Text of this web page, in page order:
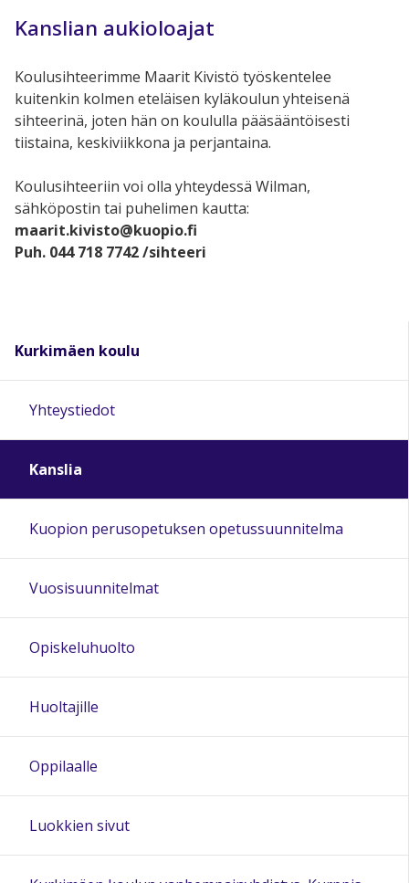
Kanslian aukioloajat
Koulusihteerimme Maarit Kivistö työskentelee
kuitenkin kolmen eteläisen kyläkoulun yhteisenä
sihteerinä, joten hän on koululla pääsääntöisesti
tiistaina, keskiviikkona ja perjantaina.
Koulusihteeriin voi olla yhteydessä Wilman,
sähköpostin tai puhelimen kautta:
maarit.kivisto@kuopio.fi
Puh. 044 718 7742 /sihteeri
Kurkimäen koulu
Yhteystiedot
Kanslia
Kuopion perusopetuksen opetussuunnitelma
Vuosisuunnitelmat
Opiskeluhuolto
Huoltajille
Oppilaalle
Luokkien sivut